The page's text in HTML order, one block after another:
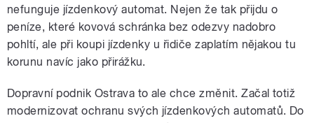
nefunguje jízdenkový automat. Nejen že tak přijdu o
peníze, které kovová schránka bez odezvy nadobro
pohltí, ale při koupi jízdenky u řidiče zaplatím nějakou tu
korunu navíc jako přirážku.
Dopravní podnik Ostrava to ale chce změnit. Začal totiž
modernizovat ochranu svých jízdenkových automatů. Do